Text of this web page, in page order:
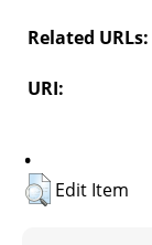
Related URLs:
URI:
.
Edit Item